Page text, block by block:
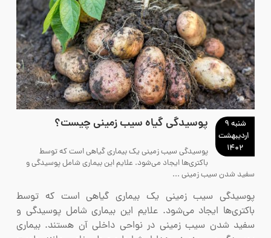
شنبه ۹
اردیبهشت
۱۴۰۲
پوسیدگی گیاه سیب زمینی چیست؟
پوسیدگی سیب زمینی یک بیماری گیاهی است که توسط
باکتری‌ها ایجاد می‌شود. علایم این بیماری شامل پوسیدگی و
سفید شدن سیب زمینی ...
پوسیدگی سیب زمینی یک بیماری گیاهی است که توسط
باکتری‌ها ایجاد می‌شود. علایم این بیماری شامل پوسیدگی و
سفید شدن سیب زمینی در نواحی داخلی آن هستند. بیماری